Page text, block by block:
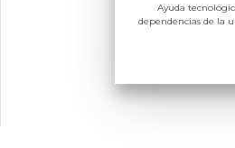
Ayuda
dependencias de la